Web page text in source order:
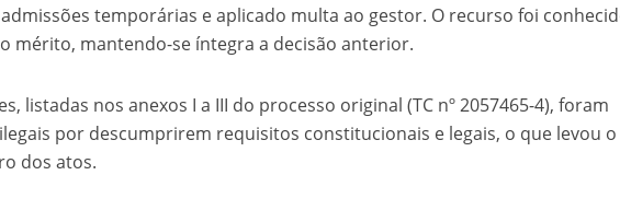
temporárias e aplicado multa ao gestor. O recurso foi
mérito, mantendo-se íntegra a decisão anterior.
listadas nos anexos I a III do processo original (TC nº 2057465-4), foram
por descumprirem requisitos constitucionais e legais, o que levou o
dos atos.